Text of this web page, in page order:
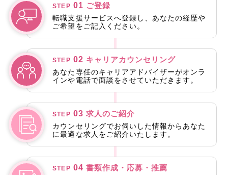
STEP 01 ご登録
転職支援サービスへ登録し、あなたの経歴や
ご希望をご記入ください。
STEP 02 キャリアカウンセリング
あなた専任のキャリアアドバイザーがオンラ
インや電話で面談をさせていただきます。
STEP 03 求人のご紹介
カウンセリングでお伺いした情報からあなた
に最適な求人をご紹介いたします。
STEP 04 書類作成・応募・推薦